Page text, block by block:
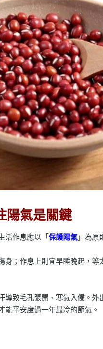
陽氣是關鍵
活作息應以「 保護陽氣」為原
身；作息上則宜早睡晚起，
導致毛孔張開、寒氣入侵。
能平安度過一年最冷的節氣。